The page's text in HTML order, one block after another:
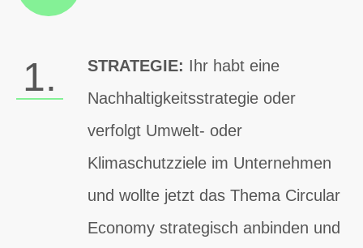
1. STRATEGIE: Ihr habt eine
Nachhaltigkeitsstrategie oder
verfolgt Umwelt- oder
Klimaschutzziele im Unternehmen
und wollte jetzt das Thema Circular
Economy strategisch anbinden und